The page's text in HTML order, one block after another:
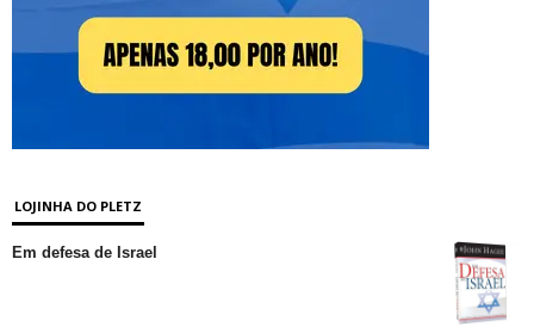
LOJINHA DO PLETZ
Em defesa de Israel